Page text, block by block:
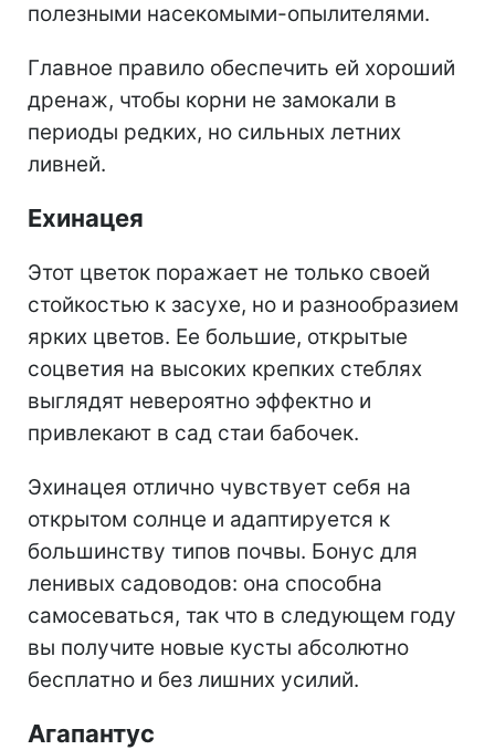
полезными насекомыми-опылителями.
Главное правило обеспечить ей хороший
дренаж, чтобы корни не замокали в
периоды редких, но сильных летних
ливней.
Ехинацея
Этот цветок поражает не только своей
стойкостью к засухе, но и разнообразием
ярких цветов. Ее большие, открытые
соцветия на высоких крепких стеблях
выглядят невероятно эффектно и
привлекают в сад стаи бабочек.
Эхинацея отлично чувствует себя на
открытом солнце и адаптируется к
большинству типов почвы. Бонус для
ленивых садоводов: она способна
самосеваться, так что в следующем году
вы получите новые кусты абсолютно
бесплатно и без лишних усилий.
Агапантус